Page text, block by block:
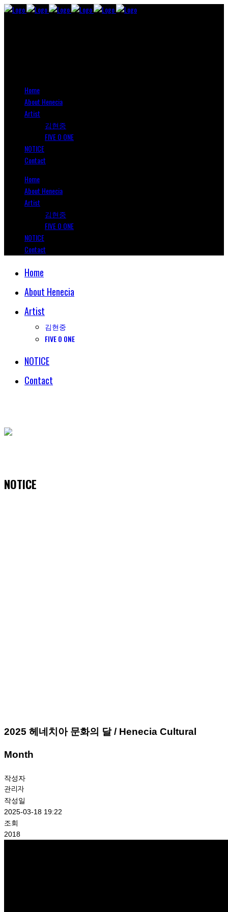
Home
About Henecia
Artist
김현중
FIVE O ONE
NOTICE
Contact
Home
About Henecia
Artist
김현중
FIVE O ONE
NOTICE
Contact
Home
About Henecia
Artist
김현중
FIVE O ONE
NOTICE
Contact
NOTICE
2025 헤네치아 문화의 달 / Henecia Cultural
Month
작성자
관리자
작성일
2025-03-18 19:22
조회
2018